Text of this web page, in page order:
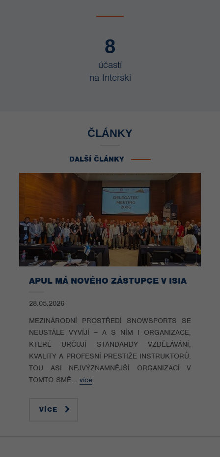
8
účastí
na Interski
ČLÁNKY
DALŠÍ ČLÁNKY
APUL MÁ NOVÉHO ZÁSTUPCE V ISIA
28.05.2026
MEZINÁRODNÍ PROSTŘEDÍ SNOWSPORTS SE
NEUSTÁLE VYVÍJÍ – A S NÍM I ORGANIZACE,
KTERÉ URČUJÍ STANDARDY VZDĚLÁVÁNÍ,
KVALITY A PROFESNÍ PRESTIŽE INSTRUKTORŮ.
TOU ASI NEJVÝZNAMNĚJŠÍ ORGANIZACÍ V
TOMTO SMĚ... více
VÍCE